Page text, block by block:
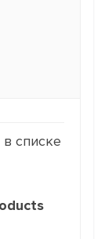
списке